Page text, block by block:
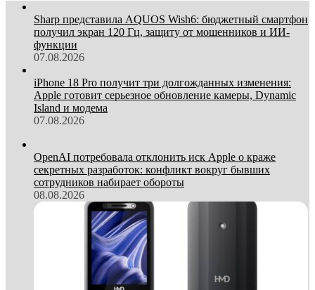
Sharp представила AQUOS Wish6: бюджетный смартфон
получил экран 120 Гц, защиту от мошенников и ИИ-
функции
07.08.2026
iPhone 18 Pro получит три долгожданных изменения:
Apple готовит серьезное обновление камеры, Dynamic
Island и модема
07.08.2026
OpenAI потребовала отклонить иск Apple о краже
секретных разработок: конфликт вокруг бывших
сотрудников набирает обороты
08.08.2026